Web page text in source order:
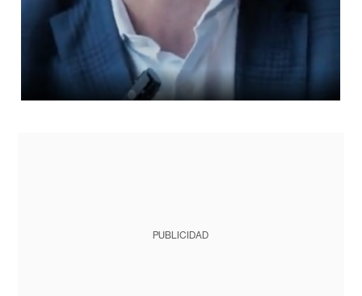
PUBLICIDAD